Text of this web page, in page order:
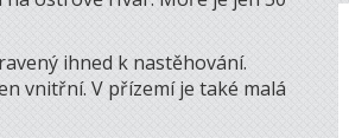
ihned k nastěhování.
vnitřní. V přízemí je také malá